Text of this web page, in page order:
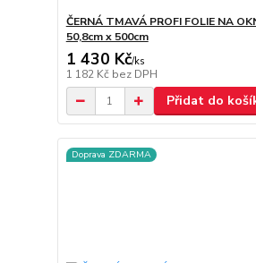
ČERNÁ TMAVÁ PROFI FOLIE NA
50,8cm x 500cm
1 430 Kč/ks
1 182 Kč bez DPH
Přidat do
Doprava ZDARMA